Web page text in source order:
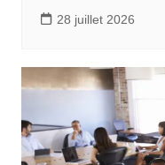
28 juillet 2026